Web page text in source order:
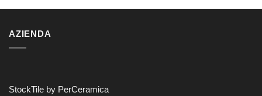
AZIENDA
StockTile by PerCeramica